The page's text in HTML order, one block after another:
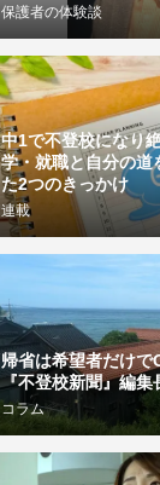
保護者の体験談
中1で不登校になり
学・就職と自分の道
た2つのきっかけ
連載
帰省は希望者だけ
『不登校新聞』編集
コラム